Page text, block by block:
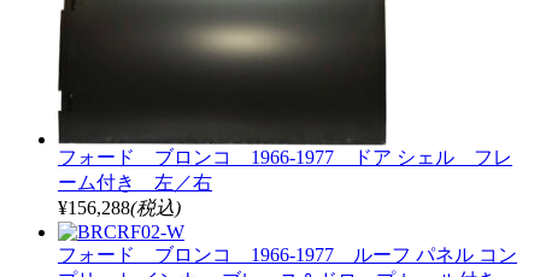
フォード ブロンコ 1966-1977 ドア シェル フレ
ーム付き 左／右
¥156,288(税込)
フォード ブロンコ 1966-1977 ルーフ パネル コン